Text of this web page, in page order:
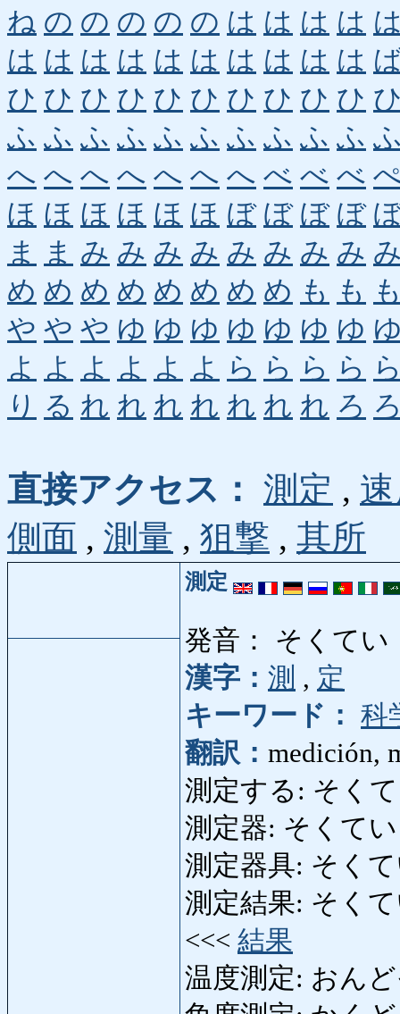
ね の の の の の は は は は
は は は は は は は は は は
ひ ひ ひ ひ ひ ひ ひ ひ ひ ひ
ふ ふ ふ ふ ふ ふ ふ ふ ふ ふ
へ へ へ へ へ へ へ べ べ べ
ほ ほ ほ ほ ほ ほ ぼ ぼ ぼ ぼ
ま
ま み み み み み み み み
め め め め め め め め も も
や や や ゆ ゆ ゆ ゆ ゆ ゆ ゆ
よ よ よ よ よ よ ら ら ら ら
り る れ れ れ れ れ れ れ ろ
直接アクセス： 測定 ,
側面 , 測量 , 狙撃 , 其所
測定
発音： そくてい
漢字： 測 , 定
キーワード： 科
翻訳： medición,
測定する: そく
測定器: そくてい
測定器具: そく
測定結果: そくて
<<< 結果
温度測定: おん